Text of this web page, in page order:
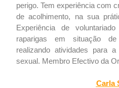
perigo. Tem experiência com
de acolhimento, na sua
Experiência de
raparigas em situação de
realizando atividades para
sexual. Membro Efectivo da
Carla